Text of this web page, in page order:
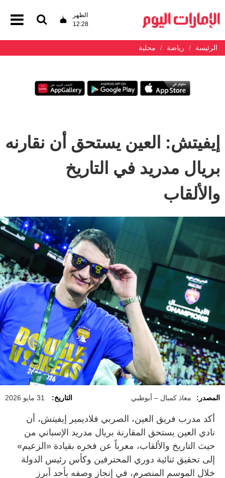
الظهر
12:28
الرئيسة رياضة محلية
إيفيتش: العين يستحق أن نقارنه
بريال مدريد في التاريخ
والألقاب
المصدر: معاذ كمبال – أبوظبي التاريخ: 31 مايو 2026
أكد مدرب فريق العين، الصربي فلاديمير إيفيتش، أن
نادي العين يستحق المقارنة بريال مدريد الإسباني من
حيث التاريخ والألقاب، معرباً عن فخره بقيادة «الزعيم»
إلى تحقيق ثنائية دوري المحترفين وكأس رئيس الدولة
خلال الموسم المنصرم، في إنجاز وصفه بأحد أبرز